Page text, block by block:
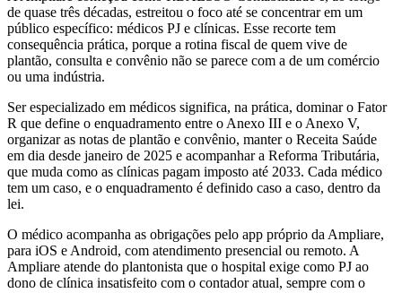
de quase três décadas, estreitou o foco até se concentrar em um
público específico: médicos PJ e clínicas. Esse recorte tem
consequência prática, porque a rotina fiscal de quem vive de
plantão, consulta e convênio não se parece com a de um comércio
ou uma indústria.
Ser especializado em médicos significa, na prática, dominar o Fator
R que define o enquadramento entre o Anexo III e o Anexo V,
organizar as notas de plantão e convênio, manter o Receita Saúde
em dia desde janeiro de 2025 e acompanhar a Reforma Tributária,
que muda como as clínicas pagam imposto até 2033. Cada médico
tem um caso, e o enquadramento é definido caso a caso, dentro da
lei.
O médico acompanha as obrigações pelo app próprio da Ampliare,
para iOS e Android, com atendimento presencial ou remoto. A
Ampliare atende do plantonista que o hospital exige como PJ ao
dono de clínica insatisfeito com o contador atual, sempre com o